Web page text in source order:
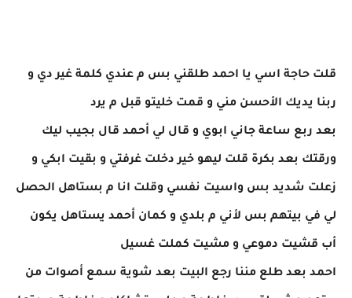
قلت حاجة اسي يا احمد طلقني بس م عندي كلمة غير دي و
ربنا يديك الأحسن مني و قمت خليتو قبل م يرد
بعد ربع ساعة جاني ابوي و قال لي أحمد قال بجيب ليك
ورقتك بعد بكرة قلت ليهو خير دخلت غرفتي و بقيت ابكي و
زعلت شديد بس واسيت نفسي وقلت انا م بستاهل الحصل
لي في بيتهم بس لأني م بلدي و كمان أحمد يستاهل يكون
أب قشيت دموعي و مشيت كملت غسيل
احمد بعد طلع مننا رجع البيت بعد شوية سمع أصوات من